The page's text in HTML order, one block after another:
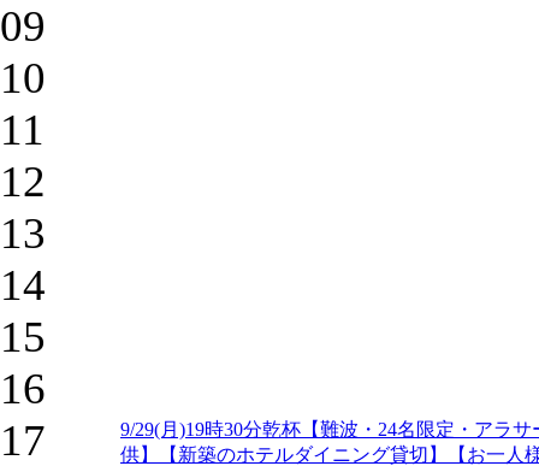
09
10
11
12
13
14
15
16
17
9/29(月)19時30分乾杯【難波・24名限定・アラ
供】【新築のホテルダイニング貸切】【お一人